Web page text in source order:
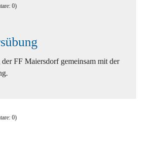
0)
FF Maiersdorf gemeinsam mit der
0)